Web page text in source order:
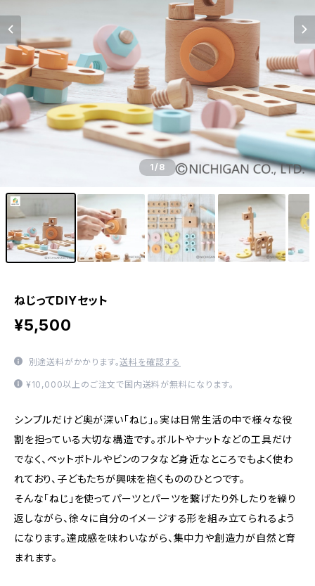
1/8
ねじってDIYセット
¥5,500
別途送料がかかります。送料を確認する
¥10,000以上のご注文で国内送料が無料になります。
シンプルだけど奥が深い｢ねじ｣。実は日常生活の中で様々な役
割を担っている大切な構造です。ボルトやナットなどの工具だけ
でなく、ペットボトルやビンのフタなど身近なところでもよく使わ
れており、子どもたちが興味を抱くもののひとつです。
そんな｢ねじ｣を使ってパーツとパーツを繋げたり外したりを繰り
返しながら、徐々に自分のイメージする形を組み立てられるよう
になります。達成感を味わいながら、集中力や創造力が自然と育
まれます。